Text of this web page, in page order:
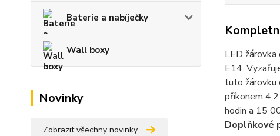
Baterie a nabíječky
Wall boxy
Novinky
Zobrazit všechny novinky
LED
E14.
tuto žárovku
příkonem
hodin a 15
Doplňkové